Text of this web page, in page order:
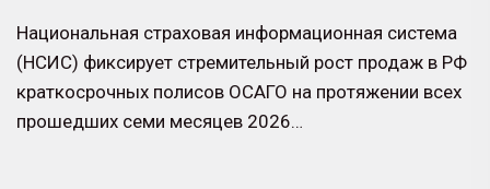
Национальная страховая информационная система
(НСИС) фиксирует стремительный рост продаж в РФ
краткосрочных полисов ОСАГО на протяжении всех
прошедших семи месяцев 2026…